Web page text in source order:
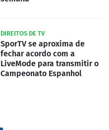
DIREITOS DE TV
SporTV se aproxima de
fechar acordo com a
LiveMode para transmitir o
Campeonato Espanhol